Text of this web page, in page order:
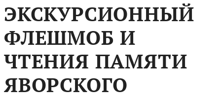
​ЭКСКУРСИОННЫЙ
ФЛЕШМОБ И
ЧТЕНИЯ ПАМЯТИ
ЯВОРСКОГО